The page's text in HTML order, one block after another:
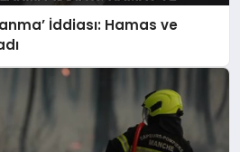
İddiası: Hamas ve